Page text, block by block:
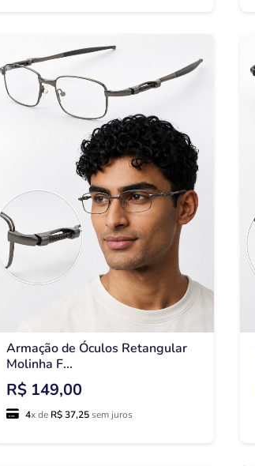
Armação de Óculos Retangular
Molinha F...
R$ 149,00
4x de R$ 37,25 sem juros